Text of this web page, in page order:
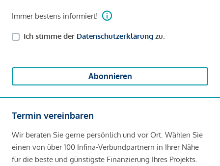
Immer bestens informiert!
Ich stimme der Datenschutzerklärung zu.
Abonnieren
Termin vereinbaren
Wir beraten Sie gerne persönlich und vor Ort. Wählen Sie
einen von über 100 Infina-Verbundpartnern in Ihrer Nähe
für die beste und günstigste Finanzierung Ihres Projekts.